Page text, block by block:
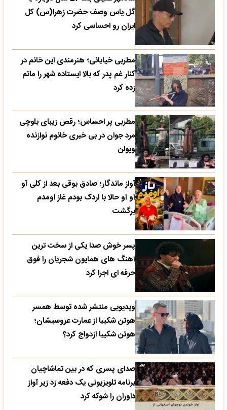
گل یاس وصف حضرت زهرا(س) کل
ایران رو احساسی کرد
مطربی خیابانی؛ هنرمندی این خانم در
کنار غم پدر که بالا ایستاده شهر را ماتم
زده کرد
مطربی پر احساس؛ رقص زیبای بلوچی
مرد جوان در بی خبری خانوم نوازنده
ویولن
آواز ماندگار؛ صادق بوقی بعد از کلی آو
آو آو حالا با اردک بودم غاز اومدم
برگشت
پسر خوش صدا یکی از سخت ترین
آهنگ های همایون شجریان را فوق
حرفه ای اجرا کرد
ویدیویی منتشر شده توسط همسر
هوتن شکیبا از عمارت عروسیشان؛
هوتن شکیبا ازدواج کرد؟
صدای پسری که در بین تماشاچیان
برنامه تلویزیونی یک دفعه زد زیر آواز
داوران را شوکه کرد